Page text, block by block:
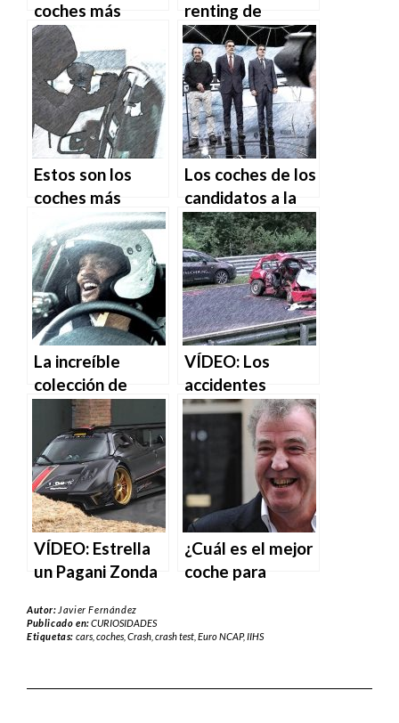
coches más
buscados en
Google por
países
renting de
vehículos?
Estos son los
coches más
robados en
España
Los coches de los
candidatos a la
presidencia en su
llegada a los
debates
La increíble
colección de
coches de Will
Smith
VÍDEO: Los
accidentes
amateur más
bestiales de
Nürburgring
VÍDEO: Estrella
un Pagani Zonda
más absurda
¿Cuál es el mejor
coche para
Autor: Javier Fernández
Publicado en:CURIOSIDADES
Etiquetas: cars, coches, Crash, crash test, Euro NCAP,IIHS